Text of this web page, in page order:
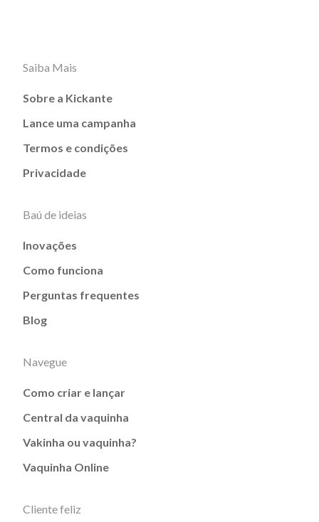
Saiba Mais
Sobre a Kickante
Lance uma campanha
Termos e condições
Privacidade
Baú de ideias
Inovações
Como funciona
Perguntas frequentes
Blog
Navegue
Como criar e lançar
Central da vaquinha
Vakinha ou vaquinha?
Vaquinha Online
Cliente feliz